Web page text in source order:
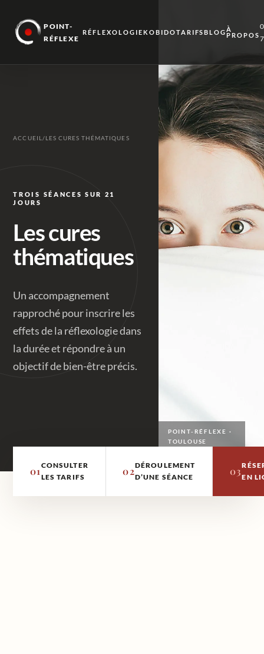
POINT-
RÉFLEXE
RÉFLEXOLOGIEKOBIDOTARIFSBLOGÀ
PROPOS
ACCUEIL /LES CURES THÉMATIQUES
TROIS SÉANCES SUR 21
JOURS
Les cures
thématiques
Un accompagnement
rapproché pour inscrire les
effets de la réflexologie dans
la durée et répondre à un
objectif de bien-être précis.
POINT-RÉFLEXE ·
TOULOUSE
01 CONSULTER
LES TARIFS
02DÉROULEMENT
D’UNE SÉANCE
03EN